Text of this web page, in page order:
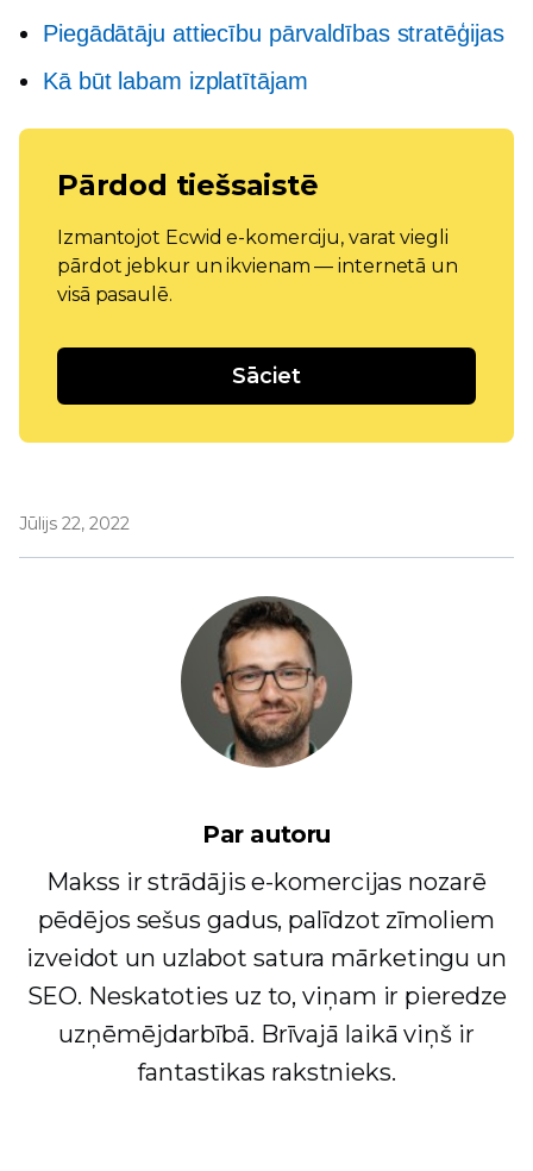
Piegādātāju attiecību pārvaldības stratēģijas
Kā būt labam izplatītājam
Pārdod tiešsaistē
Izmantojot Ecwid e-komerciju, varat viegli
pārdot jebkur un ikvienam — internetā un
visā pasaulē.
Sāciet
Jūlijs 22, 2022
Par autoru
Makss ir strādājis e-komercijas nozarē
pēdējos sešus gadus, palīdzot zīmoliem
izveidot un uzlabot satura mārketingu un
SEO. Neskatoties uz to, viņam ir pieredze
uzņēmējdarbībā. Brīvajā laikā viņš ir
fantastikas rakstnieks.